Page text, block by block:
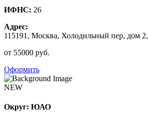
ИФНС: 26
Адрес:
115191, Москва, Холодильный пер, дом 2,
от 55000 руб.
Оформить
NEW
Округ: ЮАО